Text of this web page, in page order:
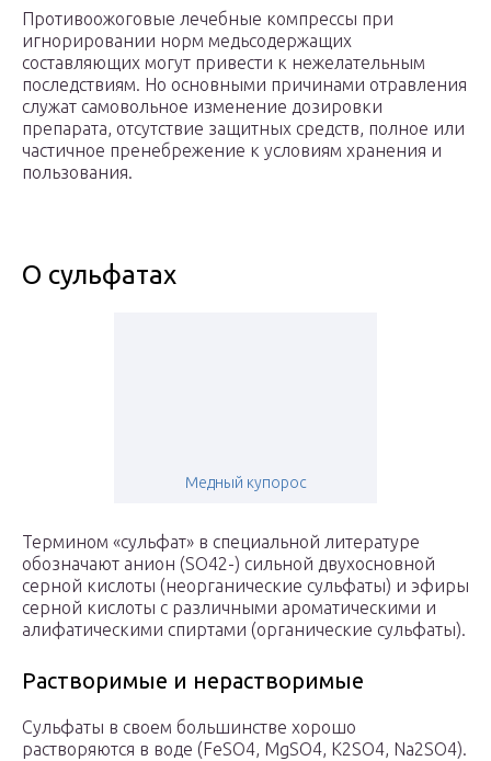
Противоожоговые лечебные компрессы при
игнорировании норм медьсодержащих
составляющих могут привести к нежелательным
последствиям. Но основными причинами отравления
служат самовольное изменение дозировки
препарата, отсутствие защитных средств, полное или
частичное пренебрежение к условиям хранения и
пользования.
О сульфатах
Медный купорос
Термином «сульфат» в специальной литературе
обозначают анион (SO42-) сильной двухосновной
серной кислоты (неорганические сульфаты) и эфиры
серной кислоты с различными ароматическими и
алифатическими спиртами (органические сульфаты).
Растворимые и нерастворимые
Сульфаты в своем большинстве хорошо
растворяются в воде (FeSO4, MgSO4, K2SO4, Na2SO4).